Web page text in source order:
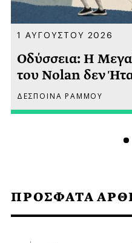
ΠΡΟΣΦΑΤΑ
1 ΑΥΓΟΥΣΤΟΥ 2026
Οδύσσεια: Η
του Nolan δεν
ΔΕΣΠΟΙΝΑ ΡΑΜΜΟΥ